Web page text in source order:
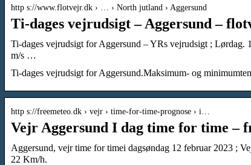
http s://www.flotvejr.dk › … › North jutland › Aggersund
Ti-dages vejrudsigt – Aggersund –
Ti-dages vejrudsigt for Aggersund – YRs vejrudsigt ; Lørdag.
m/s …
Ti-dages vejrudsigt for Aggersund.Maksimum- og
http s://freemeteo.dk › vejr › time-for-time-prognose › i…
Vejr Aggersund I dag time for time –
Aggersund, vejr time for timei dagsøndag 12 februar 2023 ;
22 Km/h.